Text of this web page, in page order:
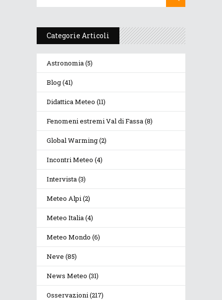
Categorie Articoli
Astronomia(5)
Blog(41)
Didattica Meteo (11)
Fenomeni estremi Val di Fassa(8)
Global Warming(2)
Incontri Meteo (4)
Intervista(3)
Meteo Alpi(2)
Meteo Italia(4)
Meteo Mondo (6)
Neve (85)
News Meteo (31)
Osservazioni(217)